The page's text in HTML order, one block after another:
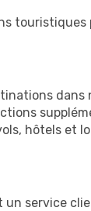
touristiques
dans
hôtels et
un service